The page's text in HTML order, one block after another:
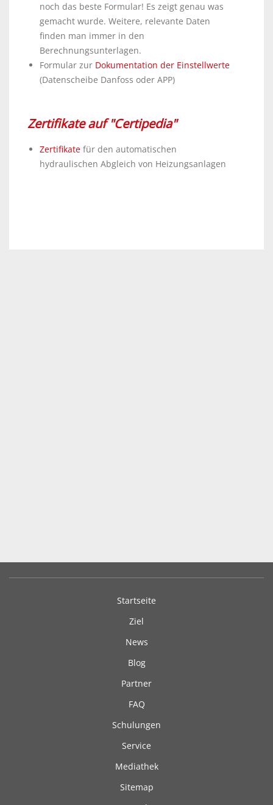
noch das beste Formular! Es zeigt genau was
gemacht wurde. Weitere, relevante Daten
finden man immer in den
Berechnungsunterlagen.
Formular zur Dokumentation der Einstellwerte
(Datenscheibe Danfoss oder APP)
Zertifikate auf "Certipedia"
Zertifikate für den automatischen
hydraulischen Abgleich von Heizungsanlagen
Startseite
Ziel
News
Blog
Partner
FAQ
Schulungen
Service
Mediathek
Sitemap